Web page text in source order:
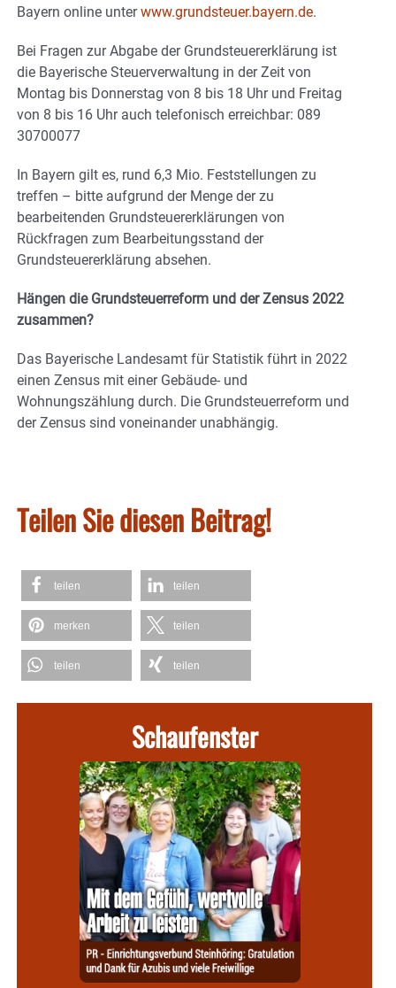
Bayern online unterwww.grundsteuer.bayern.de.
Bei Fragen zur Abgabe der Grundsteuererklärung ist
die Bayerische Steuerverwaltung in der Zeit von
Montag bis Donnerstag von 8 bis 18 Uhr und Freitag
von 8 bis 16 Uhr auch telefonisch erreichbar: 089
30700077
In Bayern gilt es, rund 6,3 Mio. Feststellungen zu
treffen – bitte aufgrund der Menge der zu
bearbeitenden Grundsteuererklärungen von
Rückfragen zum Bearbeitungsstand der
Grundsteuererklärung absehen.
Hängen die Grundsteuerreform und der Zensus 2022
zusammen?
Das Bayerische Landesamt für Statistik führt in 2022
einen Zensus mit einer Gebäude- und
Wohnungszählung durch. Die Grundsteuerreform und
der Zensus sind voneinander unabhängig.
Teilen Sie diesen Beitrag!
teilen teilen
merken teilen
teilen teilen
Schaufenster